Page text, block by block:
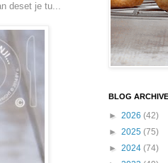
deset je tu...
BLOG ARCHIVE
► 2026 (42)
► 2025 (75)
► 2024 (74)